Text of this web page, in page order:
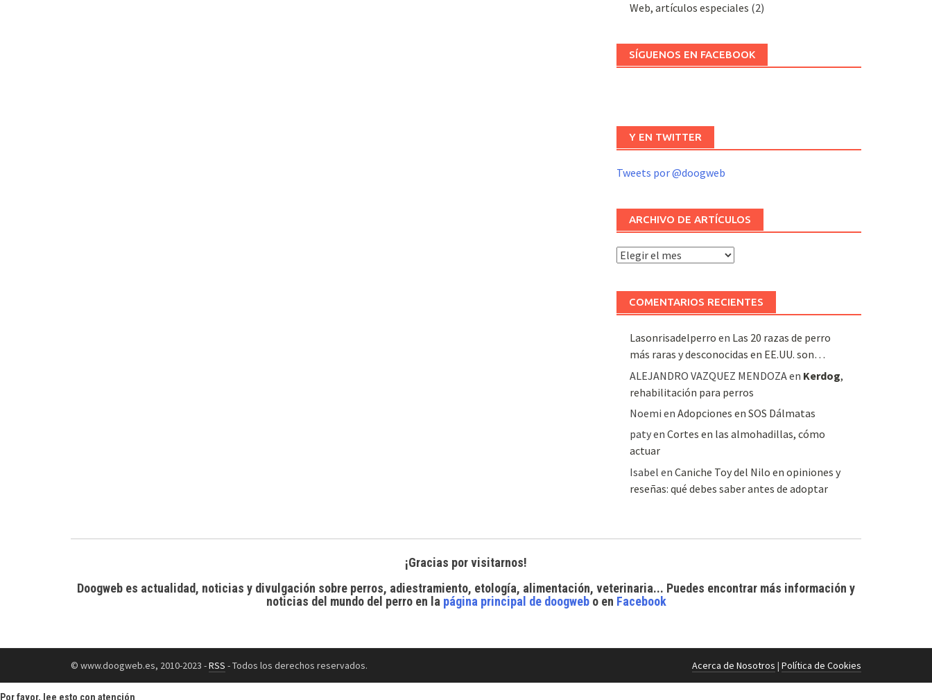
Web, artículos especiales (2)
SÍGUENOS EN FACEBOOK
Y EN TWITTER
Tweets por @doogweb
ARCHIVO DE ARTÍCULOS
Archivo
artículos
COMENTARIOS RECIENTES
Lasonrisadelperro en Las 20 razas de perro
más raras y desconocidas en EE.UU. son…
ALEJANDRO VAZQUEZ MENDOZAen Kerdog,
rehabilitación para perros
Noemi en Adopciones en SOS Dálmatas
patyen Cortes en las almohadillas, cómo
actuar
Isabel en Caniche Toy del Nilo en opiniones y
reseñas: qué debes saber antes de adoptar
¡Gracias por visitarnos!
Doogweb es actualidad, noticias y divulgación sobre perros, adiestramiento, etología, alimentación, veterinaria... Puedes encontrar más información y
noticias del mundo del perroen la página principal de doogwebo en Facebook
© www.doogweb.es, 2010-2023 -RSS - Todos los derechos reservados. Acerca de Nosotros | Política de Cookies
Por favor, lee esto con atención